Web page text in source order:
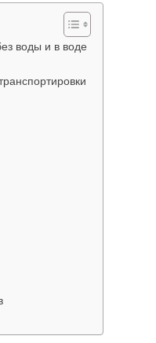
воды и в воде